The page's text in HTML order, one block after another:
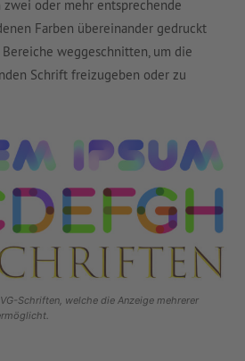
oder mehr entsprechende
Farben übereinander gedruckt
weggeschnitten, um die
Schrift freizugeben oder zu
Schriften, welche die Anzeige mehrerer